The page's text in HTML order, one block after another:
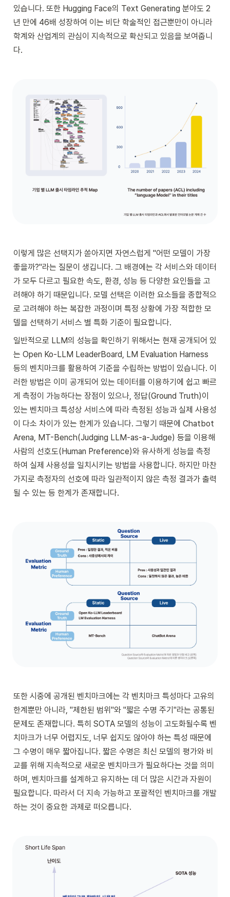
있습니다. 또한 Hugging Face의 Text Generating 분야도 2
년 만에 46배 성장하여 이는 비단 학술적인 접근뿐만이 아니라
학계와 산업계의 관심이 지속적으로 확산되고 있음을 보여줍니
다.
이렇게 많은 선택지가 쏟아지면 자연스럽게 "어떤 모델이 가장
좋을까?"라는 질문이 생깁니다. 그 배경에는 각 서비스와 데이터
가 모두 다르고 필요한 속도, 환경, 성능 등 다양한 요인들을 고
려해야 하기 때문입니다. 모델 선택은 이러한 요소들을 종합적으
로 고려해야 하는 복잡한 과정이며 특정 상황에 가장 적합한 모
델을 선택하기 서비스 별 특화 기준이 필요합니다.
일반적으로 LLM의 성능을 확인하기 위해서는 현재 공개되어 있
는 Open Ko-LLM LeaderBoard, LM Evaluation Harness
등의 벤치마크를 활용하여 기준을 수립하는 방법이 있습니다. 이
러한 방법은 이미 공개되어 있는 데이터를 이용하기에 쉽고 빠르
게 측정이 가능하다는 장점이 있으나, 정답(Ground Truth)이
있는 벤치마크 특성상 서비스에 따라 측정된 성능과 실제 사용성
이 다소 차이가 있는 한계가 있습니다. 그렇기 때문에 Chatbot
Arena, MT-Bench(Judging LLM-as-a-Judge) 등을 이용해
사람의 선호도(Human Preference)와 유사하게 성능을 측정
하여 실제 사용성을 일치시키는 방법을 사용합니다. 하지만 마찬
가지로 측정자의 선호에 따라 일관적이지 않은 측정 결과가 출력
될 수 있는 등 한계가 존재합니다.
또한 시중에 공개된 벤치마크에는 각 벤치마크 특성마다 고유의
한계뿐만 아니라, "제한된 범위"와 "짧은 수명 주기"라는 공통된
문제도 존재합니다. 특히 SOTA 모델의 성능이 고도화될수록 벤
치마크가 너무 어렵지도, 너무 쉽지도 않아야 하는 특성 때문에
그 수명이 매우 짧아집니다. 짧은 수명은 최신 모델의 평가와 비
교를 위해 지속적으로 새로운 벤치마크가 필요하다는 것을 의미
하며, 벤치마크를 설계하고 유지하는 데 더 많은 시간과 자원이
필요합니다. 따라서 더 지속 가능하고 포괄적인 벤치마크를 개발
하는 것이 중요한 과제로 떠오릅니다.